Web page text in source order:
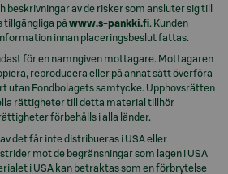
beskrivningar av de risker som ansluter sig till
tillgängliga på www.s-pankki.fi. Kunden
innan placeringsbeslut fattas.
för en namngiven mottagare. Mottagaren
reproducera eller på annat sätt överföra
utan Fondbolagets samtycke. Upphovsrätten
rättigheter till detta material tillhör
förbehålls i alla länder.
det får inte distribueras i USA eller
mot de begränsningar som lagen i USA
i USA kan betraktas som en förbrytelse